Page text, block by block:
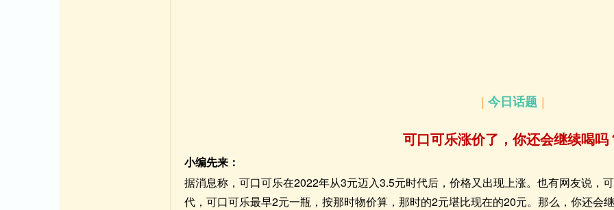
｜ 今日话题 ｜
可口可乐涨价了，你还会继续喝吗
小编先来：
据消息称，可口可乐在2022年从3元迈入3.5元时代后，价格又出现上涨。也有网友说，
代，可口可乐最早2元一瓶，按那时物价算，那时的2元堪比现在的20元。那么，你还会